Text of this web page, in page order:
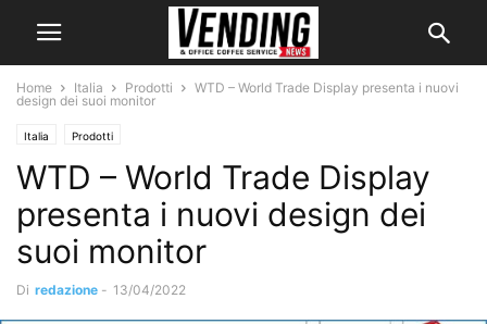
Home Italia Prodotti
WTD – World Trade Display presenta i nuovi
design dei suoi monitor
Italia Prodotti
WTD – World Trade Display
presenta i nuovi design dei
suoi monitor
Di redazione - 13/04/2022